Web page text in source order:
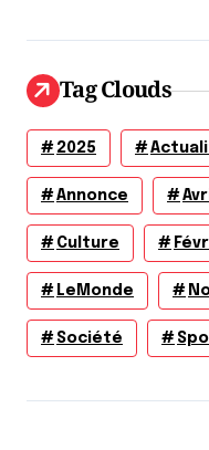
Tag Clouds
2025
Annonce
Culture
LeMonde
Société